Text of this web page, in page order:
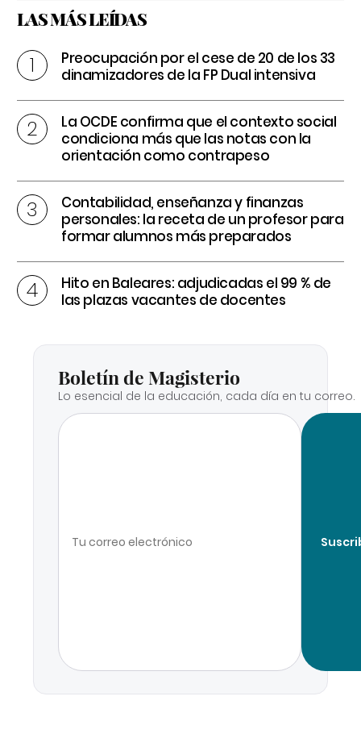
LAS MÁS LEÍDAS
Preocupación por el cese de 20 de los 33
dinamizadores de la FP Dual intensiva
La OCDE confirma que el contexto social
condiciona más que las notas con la
orientación como contrapeso
Contabilidad, enseñanza y finanzas
personales: la receta de un profesor para
formar alumnos más preparados
Hito en Baleares: adjudicadas el 99 % de
las plazas vacantes de docentes
Boletín de Magisterio
Lo esencial de la educación, cada día en tu correo.